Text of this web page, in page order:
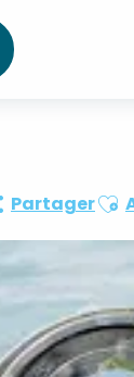
Partager